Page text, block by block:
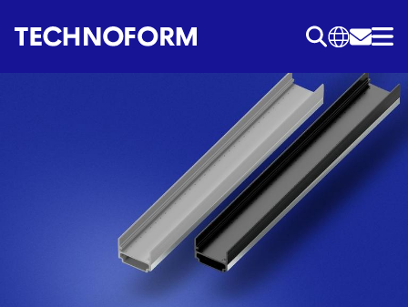
do